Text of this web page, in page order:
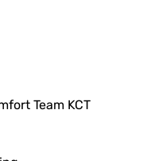
Team KCT